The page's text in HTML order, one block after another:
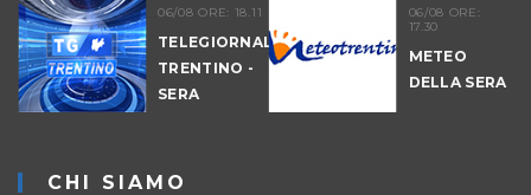
06/08 ORE: 18.11
TELEGIORNALE
TRENTINO -
SERA
06/08 ORE:
17.30
METEO
DELLA SERA
CHI SIAMO